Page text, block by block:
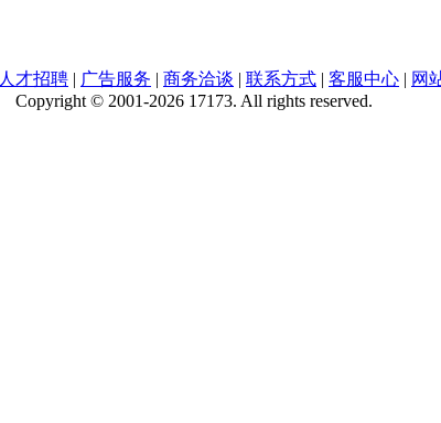
人才招聘 | 广告服务 | 商务洽谈 | 联系方式 | 客服中心 | 网
Copyright © 2001-2026 17173. All rights reserved.